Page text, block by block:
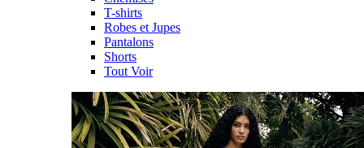
T-shirts
Robes et Jupes
Pantalons
Shorts
Tout Voir